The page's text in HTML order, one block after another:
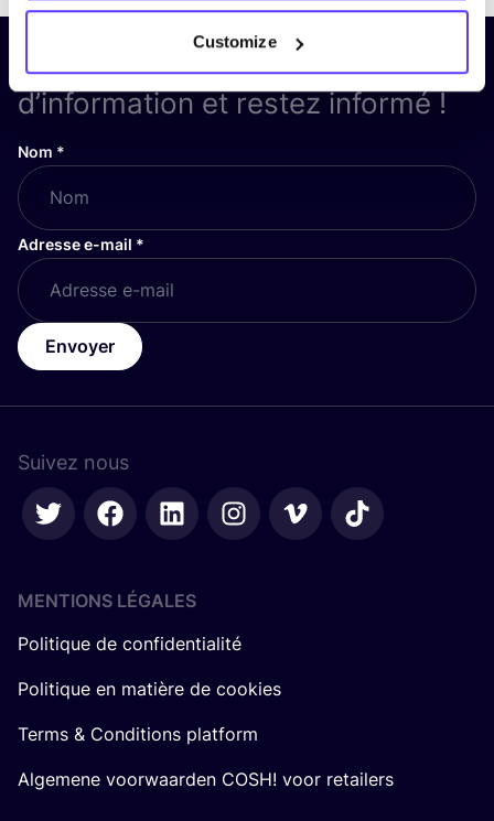
Customize
Inscrivez-vous à notre lettre
d’information et restez informé !
Nom *
Adresse e-mail *
Envoyer
Suivez nous
MENTIONS LÉGALES
Politique de confidentialité
Politique en matière de cookies
Terms & Conditions platform
Algemene voorwaarden COSH! voor retailers